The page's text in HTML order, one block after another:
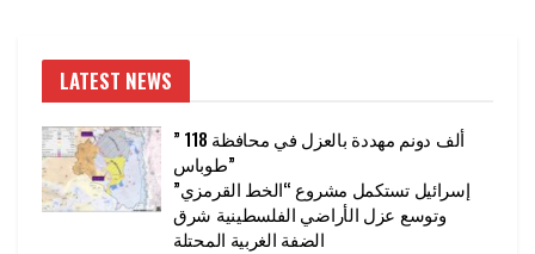
LATEST NEWS
” 118 ألف دونم مهددة بالعزل في محافظة
طوباس”
إسرائيل تستكمل مشروع “الخط القرمزي”
وتوسع عزل الأراضي الفلسطينية شرق
الضفة الغربية المحتلة